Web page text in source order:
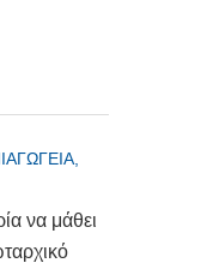
να μάθει